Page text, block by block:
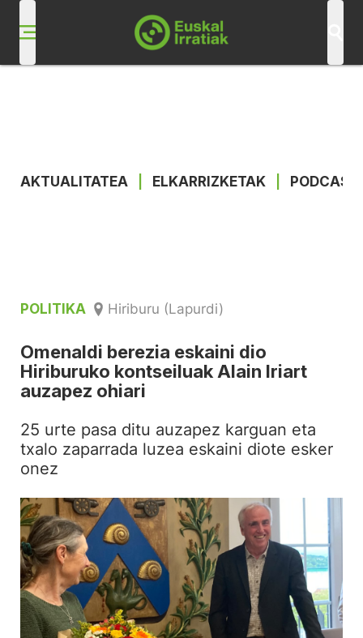
AKTUALITATEA ELKARRIZKETAK
POLITIKA Hiriburu (Lapurdi)
Omenaldi berezia eskaini dio
Hiriburuko kontseiluak Alain Iriart
auzapez ohiari
25 urte pasa ditu auzapez karguan eta
txalo zaparrada luzea eskaini diote esker
onez